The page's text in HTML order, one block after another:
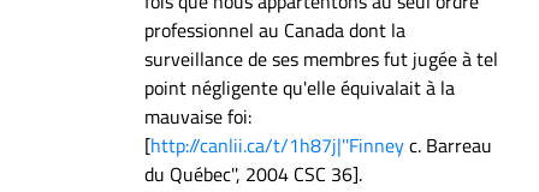
professionnel au Canada dont la
surveillance de ses membres fut jugée à tel
point négligente qu'elle équivalait à la
mauvaise foi:
[http://canlii.ca/t/1h87j|''Finneyc. Barreau
du Québec'', 2004 CSC 36].